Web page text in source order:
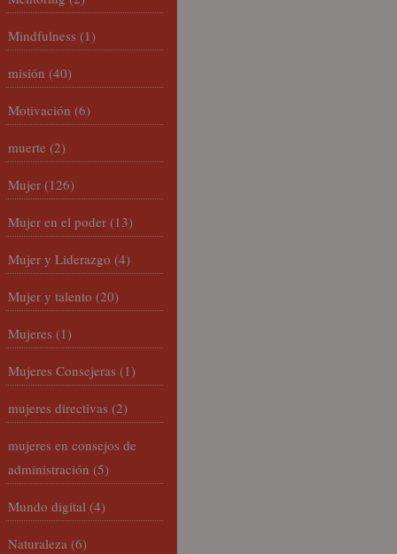
Mindfulness (1)
misión (40)
Motivación (6)
muerte (2)
Mujer (126)
Mujer en el poder (13)
Mujer y Liderazgo (4)
Mujer y talento (20)
Mujeres (1)
Mujeres Consejeras (1)
mujeres directivas (2)
mujeres en consejos de
administración (5)
Mundo digital (4)
Naturaleza (6)